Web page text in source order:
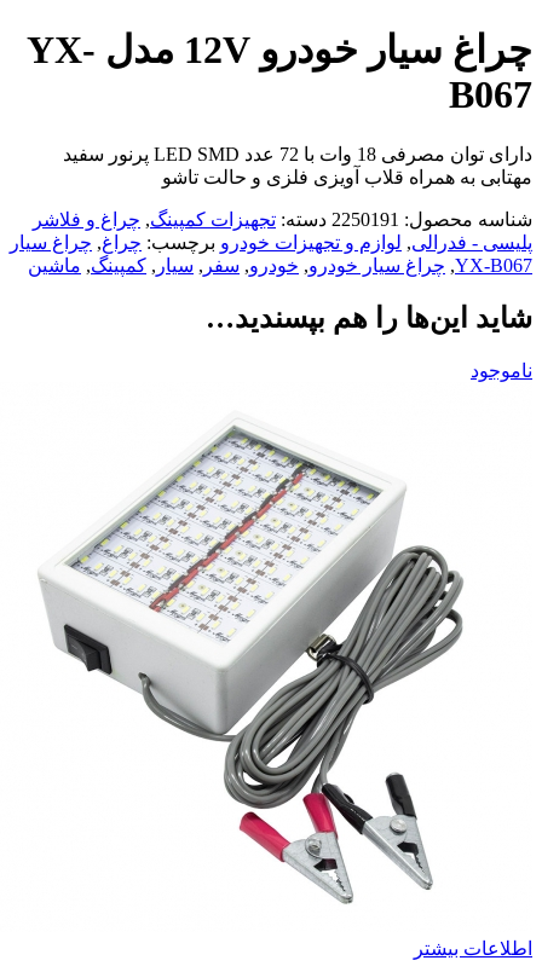
چراغ سیار خودرو 12V مدل YX-
B067
دارای توان مصرفی 18 وات با 72 عدد LED SMD پرنور سفید
مهتابی به همراه قلاب آویزی فلزی و حالت تاشو
شناسه محصول: 2250191 دسته: تجهیزات کمپینگ, چراغ و فلاشر
پلیسی - فدرالی, لوازم و تجهیزات خودرو برچسب: چراغ, چراغ سیار
YX-B067
, چراغ سیار خودرو, خودرو, سفر , سیار , کمپینگ, ماشین
شاید این‌ها را هم بپسندید…
ناموجود
اطلاعات بیشتر